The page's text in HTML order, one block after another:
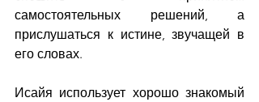
самостоятельных решений, а
прислушаться к истине, звучащей в
его словах.
Исайя использует хорошо знакомый